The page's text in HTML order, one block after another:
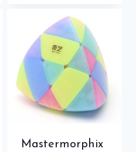
Mastermorphix